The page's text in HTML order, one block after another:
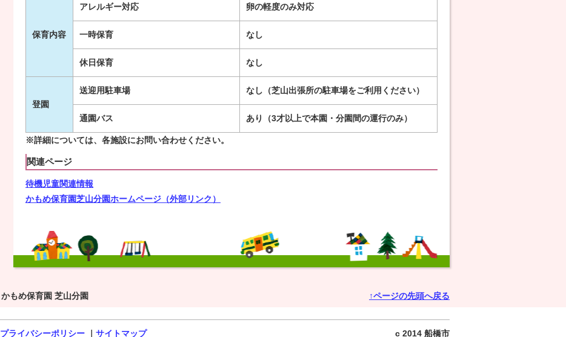
保育内容
アレルギー対応 卵の軽度のみ対応
一時保育 なし
休日保育 なし
登園
送迎用駐車場 なし（芝山出張所の駐車場をご利用ください）
通園バス あり（3才以上で本園・分園間の運行のみ）
※詳細については、各施設にお問い合わせください。
関連ページ
待機児童関連情報
かもめ保育園芝山分園ホームページ（外部リンク）
↑ページの先頭へ戻る
かもめ保育園 芝山分園
プライバシーポリシー サイトマップ c 2014 船橋市